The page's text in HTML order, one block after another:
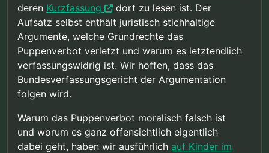
deren Kurzfassung
dort zu lesen ist. Der
Aufsatz selbst enthält juristisch stichhaltige
Argumente, welche Grundrechte das
Puppenverbot verletzt und warum es letztendlich
verfassungswidrig ist. Wir hoffen, dass das
Bundesverfassungsgericht der Argumentation
folgen wird.
Warum das Puppenverbot moralisch falsch ist
und worum es ganz offensichtlich eigentlich
dabei geht, haben wir ausführlich auf Kinder im